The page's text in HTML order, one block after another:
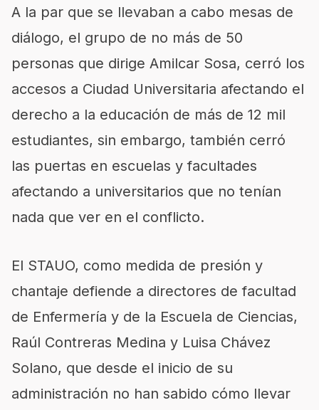
A la par que se llevaban a cabo mesas de
diálogo, el grupo de no más de 50
personas que dirige Amilcar Sosa, cerró los
accesos a Ciudad Universitaria afectando el
derecho a la educación de más de 12 mil
estudiantes, sin embargo, también cerró
las puertas en escuelas y facultades
afectando a universitarios que no tenían
nada que ver en el conflicto.
El STAUO, como medida de presión y
chantaje defiende a directores de facultad
de Enfermería y de la Escuela de Ciencias,
Raúl Contreras Medina y Luisa Chávez
Solano, que desde el inicio de su
administración no han sabido cómo llevar